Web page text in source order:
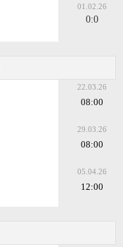
01.02.26
0:0
22.03.26
08:00
29.03.26
08:00
05.04.26
12:00